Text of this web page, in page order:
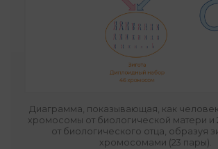
Диаграмма, показывающая, как человек
хромосомы от биологической матери
от биологического отца, образуя
хромосомами (23 пары).